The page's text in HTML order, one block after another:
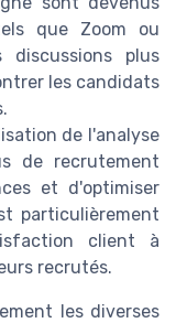
que Zoom ou
discussions plus
les candidats
de l'analyse
de recrutement
et d'optimiser
particulièrement
client à
recrutés.
les diverses